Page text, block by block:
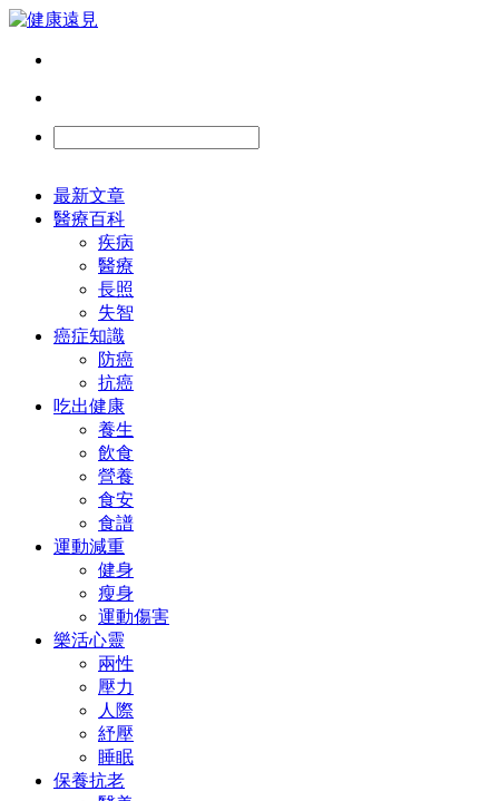
最新文章
醫療百科
疾病
醫療
長照
失智
癌症知識
防癌
抗癌
吃出健康
養生
飲食
營養
食安
食譜
運動減重
健身
瘦身
運動傷害
樂活心靈
兩性
壓力
人際
紓壓
睡眠
保養抗老